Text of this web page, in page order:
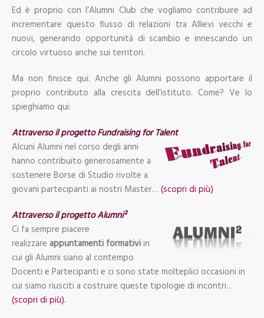
Ed è proprio con l’Alumni Club che vogliamo contribuire ad
incrementare questo flusso di relazioni tra Allievi vecchi e
nuovi, generando opportunità di scambio e innescando un
circolo virtuoso anche sui territori.
Ma non finisce qui. Anche gli Alumni possono apportare il
proprio contributo alla crescita dell’istituto. Come? Ve lo
spieghiamo qui:
Attraverso il progetto Fundraising for Talent
Alcuni Alumni nel corso degli anni
hanno contribuito generosamente a
sostenere Borse di Studio rivolte a
giovani partecipanti ai nostri Master… (scopri di più)
Attraverso il progetto Alumni²
Ci fa sempre piacere
realizzare appuntamenti formativiin
cui gli Alumni siano al contempo
Docenti e Partecipanti e ci sono state molteplici occasioni in
cui siamo riusciti a costruire queste tipologie di incontri…
(scopri di più).